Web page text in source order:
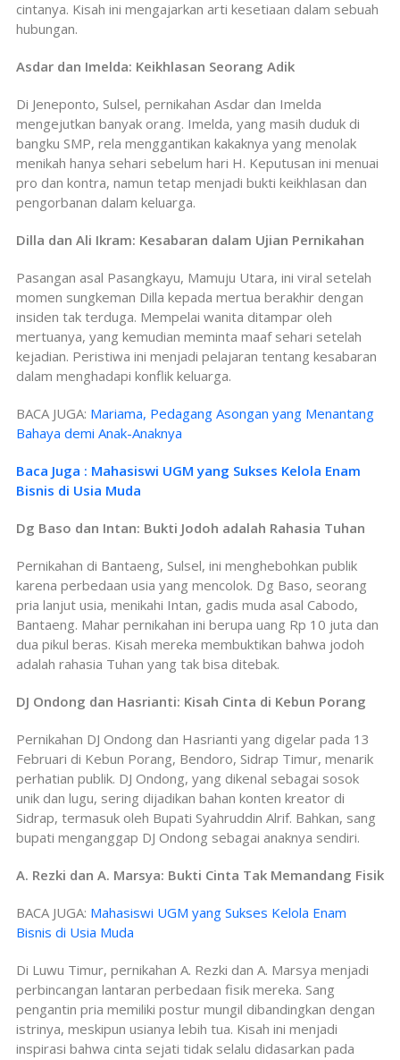
cintanya. Kisah ini mengajarkan arti kesetiaan dalam sebuah
hubungan.
Asdar dan Imelda: Keikhlasan Seorang Adik
Di Jeneponto, Sulsel, pernikahan Asdar dan Imelda
mengejutkan banyak orang. Imelda, yang masih duduk di
bangku SMP, rela menggantikan kakaknya yang menolak
menikah hanya sehari sebelum hari H. Keputusan ini menuai
pro dan kontra, namun tetap menjadi bukti keikhlasan dan
pengorbanan dalam keluarga.
Dilla dan Ali Ikram: Kesabaran dalam Ujian Pernikahan
Pasangan asal Pasangkayu, Mamuju Utara, ini viral setelah
momen sungkeman Dilla kepada mertua berakhir dengan
insiden tak terduga. Mempelai wanita ditampar oleh
mertuanya, yang kemudian meminta maaf sehari setelah
kejadian. Peristiwa ini menjadi pelajaran tentang kesabaran
dalam menghadapi konflik keluarga.
BACA JUGA: Mariama, Pedagang Asongan yang Menantang
Bahaya demi Anak-Anaknya
Baca Juga : Mahasiswi UGM yang Sukses Kelola Enam
Bisnis di Usia Muda
Dg Baso dan Intan: Bukti Jodoh adalah Rahasia Tuhan
Pernikahan di Bantaeng, Sulsel, ini menghebohkan publik
karena perbedaan usia yang mencolok. Dg Baso, seorang
pria lanjut usia, menikahi Intan, gadis muda asal Cabodo,
Bantaeng. Mahar pernikahan ini berupa uang Rp 10 juta dan
dua pikul beras. Kisah mereka membuktikan bahwa jodoh
adalah rahasia Tuhan yang tak bisa ditebak.
DJ Ondong dan Hasrianti: Kisah Cinta di Kebun Porang
Pernikahan DJ Ondong dan Hasrianti yang digelar pada 13
Februari di Kebun Porang, Bendoro, Sidrap Timur, menarik
perhatian publik. DJ Ondong, yang dikenal sebagai sosok
unik dan lugu, sering dijadikan bahan konten kreator di
Sidrap, termasuk oleh Bupati Syahruddin Alrif. Bahkan, sang
bupati menganggap DJ Ondong sebagai anaknya sendiri.
A. Rezki dan A. Marsya: Bukti Cinta Tak Memandang Fisik
BACA JUGA: Mahasiswi UGM yang Sukses Kelola Enam
Bisnis di Usia Muda
Di Luwu Timur, pernikahan A. Rezki dan A. Marsya menjadi
perbincangan lantaran perbedaan fisik mereka. Sang
pengantin pria memiliki postur mungil dibandingkan dengan
istrinya, meskipun usianya lebih tua. Kisah ini menjadi
inspirasi bahwa cinta sejati tidak selalu didasarkan pada